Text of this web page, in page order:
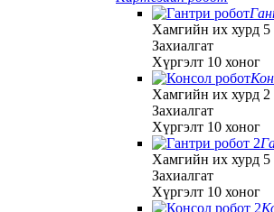
Хамгийн их хурд 5
Захиалгат
Хүргэлт 10 хоног
Хамгийн их хурд 2
Захиалгат
Хүргэлт 10 хоног
Хамгийн их хурд 5
Захиалгат
Хүргэлт 10 хоног